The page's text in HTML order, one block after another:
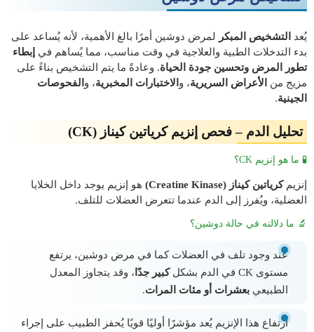
يُعد التشخيص المبكر لمرض دوشين أمرًا بالغ الأهمية، لأنه يُساعد على
بدء التدخلات الطبية والعلاجية في وقت مناسب، مما يُساهم في إبطاء
تطور المرض وتحسين جودة الحياة. وعادةً ما يتم التشخيص بناءً على
مزيج من
الأعراض السريرية، و الاختبارات المخبرية، و الفحوصات
الجينية.
تحليل الدم – فحص إنزيم كرياتين كيناز (CK)
🧪 ما هو إنزيم CK؟
إنزيمكرياتين كيناز (Creatine Kinase)
هو إنزيم يوجد داخل الخلايا
العضلية، ويُفرز إلى الدم عندما تتعرض العضلات للتلف.
🔬 ما دلالته في حالة دوشين؟
عند وجود تلف في العضلات كما في مرض دوشين، يرتفع
مستوى CK في الدم بشكل
كبير جدًا ، وقد يتجاوز المعدل
الطبيعي بعشرات أو مئات المرات.
ارتفاع هذا الإنزيم يُعد مؤشرًا أوليًا قويًا يُحفز الطبيب على إجراء